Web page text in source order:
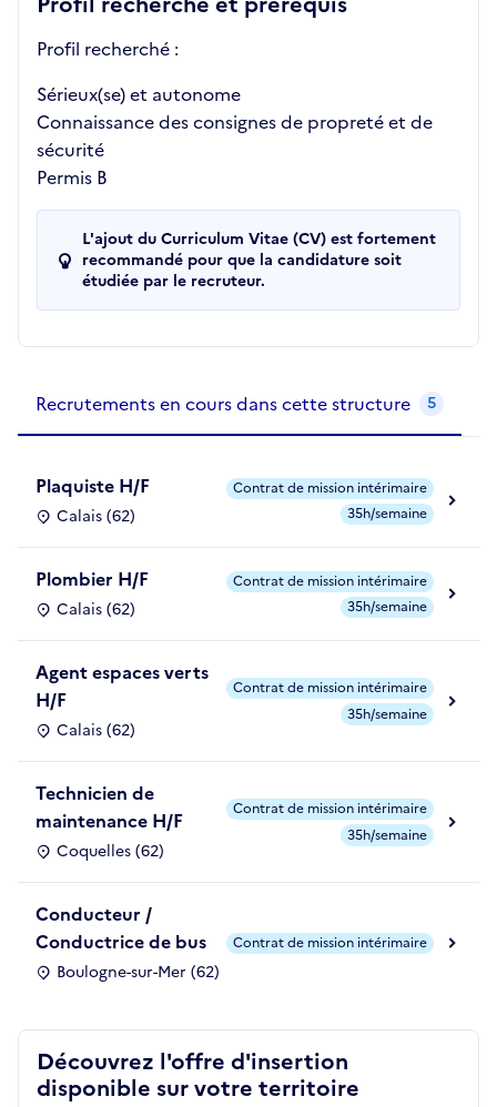
Profil recherché :
Sérieux(se) et autonome
Connaissance des consignes de propreté et de
sécurité
Permis B
L'ajout du Curriculum Vitae (CV) est fortement
recommandé pour que la candidature soit
étudiée par le recruteur.
Recrutements en cours dans cette structure 5
Plaquiste H/F
Calais (62)
Contrat de mission intérimaire
35h/semaine
Plombier H/F
Calais (62)
Contrat de mission intérimaire
35h/semaine
Agent espaces verts
H/F
Calais (62)
Contrat de mission intérimaire
35h/semaine
Technicien de
maintenance H/F
Coquelles (62)
Contrat de mission intérimaire
35h/semaine
Conducteur /
Conductrice de bus
Boulogne-sur-Mer (62)
Contrat de mission intérimaire
Découvrez l'offre d'insertion
disponible sur votre territoire